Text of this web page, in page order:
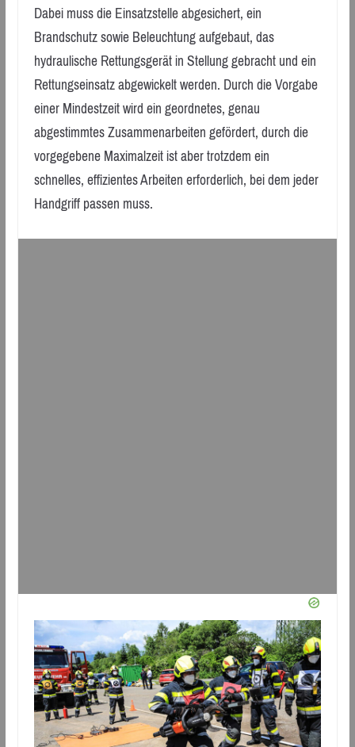
Dabei muss die Einsatzstelle abgesichert, ein
Brandschutz sowie Beleuchtung aufgebaut, das
hydraulische Rettungsgerät in Stellung gebracht und ein
Rettungseinsatz abgewickelt werden. Durch die Vorgabe
einer Mindestzeit wird ein geordnetes, genau
abgestimmtes Zusammenarbeiten gefördert, durch die
vorgegebene Maximalzeit ist aber trotzdem ein
schnelles, effizientes Arbeiten erforderlich, bei dem jeder
Handgriff passen muss.